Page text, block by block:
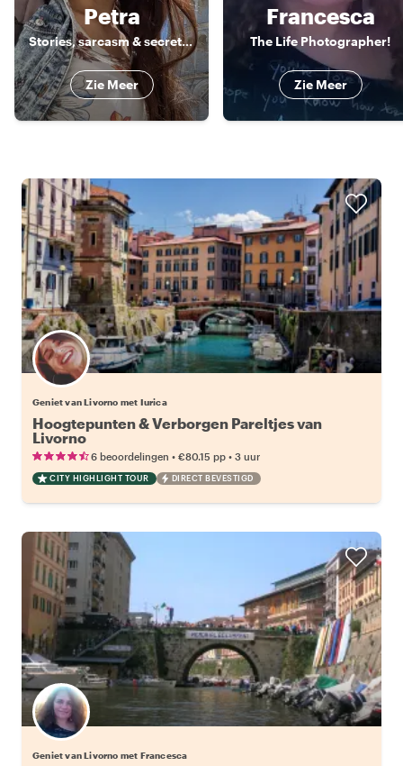
Petra
Stories, sarcasm & secrets of Tuscany
Zie Meer
Francesca
The Life Photographer!
Zie Meer
Geniet van Livorno met Iurica
Hoogtepunten & Verborgen Pareltjes van
Livorno
6 beoordelingen • €80.15 pp • 3 uur
CITY HIGHLIGHT TOUR DIRECT BEVESTIGD
Geniet van Livorno met Francesca